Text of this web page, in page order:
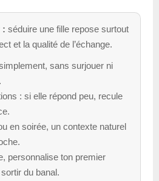
: séduire une fille repose surtout
et la qualité de l’échange.
sans surjouer ni
: si elle répond peu, recule
en soirée, un contexte naturel
personnalise ton premier
du banal.